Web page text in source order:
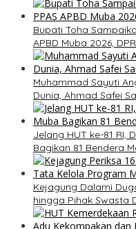
Bupati Toha
APBD Muba 2026,
Muhammad Sayuti
Dunia, Ahmad Safei
Jelang HUT ke-81 RI,
Bagikan 81 Bendera
Kejagung Dalami
hingga Pihak Swasta